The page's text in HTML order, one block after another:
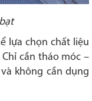
lựa chọn chất liệu
cần tháo móc –
không cần dụng